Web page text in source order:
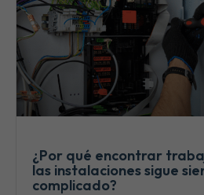
¿Por qué encontrar
las instalaciones sigue
complicado?